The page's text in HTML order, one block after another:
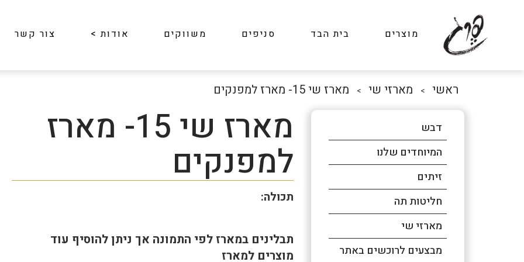
מוצרים בית הבד סניפים משווקים אודות> צור קשר
ראשי > מארזי שי > מארז שי 15- מארז למפנקים
מארז שי 15- מארז
למפנקים
תכולה:
תבלינים במארז לפי התמונה אך ניתן להוסיף עוד
מוצרים למארז
דבש
המיוחדים שלנו
זיתים
חליטות תה
מארזי שי
מבצעים לרוכשים באתר